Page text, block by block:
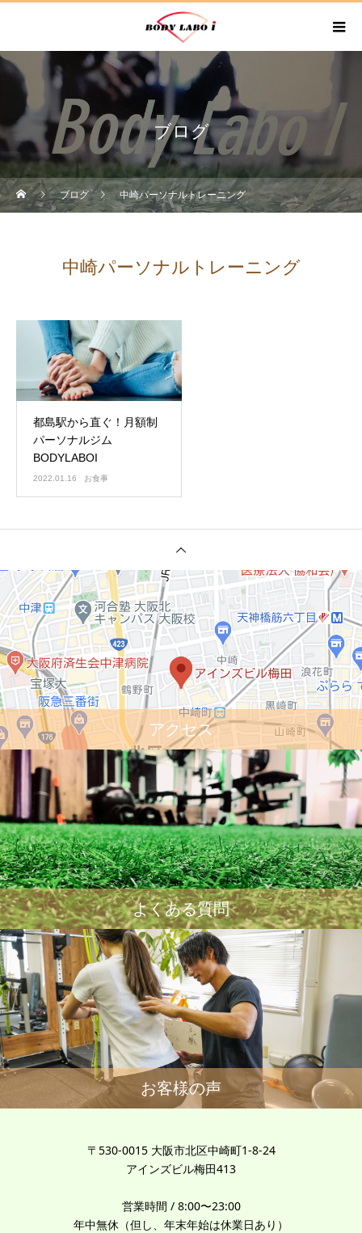
ブログ
ブログ 中崎パーソナルトレーニング
中崎パーソナルトレーニング
都島駅から直ぐ！月額制
パーソナルジム
BODYLABOI
2022.01.16 お食事
アクセス
よくある質問
お客様の声
〒530-0015 大阪市北区中崎町1-8-24
アインズビル梅田413
営業時間 / 8:00〜23:00
年中無休（但し、年末年始は休業日あり）